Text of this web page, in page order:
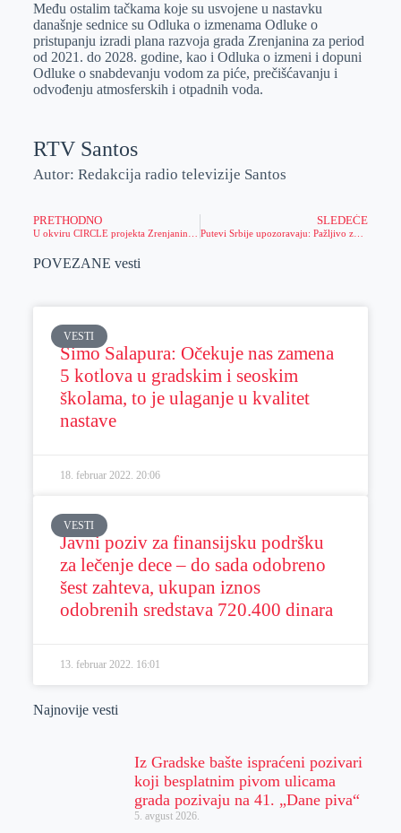
Među ostalim tačkama koje su usvojene u nastavku
današnje sednice su Odluka o izmenama Odluke o
pristupanju izradi plana razvoja grada Zrenjanina za period
od 2021. do 2028. godine, kao i Odluka o izmeni i dopuni
Odluke o snabdevanju vodom za piće, prečišćavanju i
odvođenju atmosferskih i otpadnih voda.
RTV Santos
Autor: Redakcija radio televizije Santos
PRETHODNO SLEDEĆE
POVEZANE vesti
VESTI
Simo Salapura: Očekuje nas zamena
5 kotlova u gradskim i seoskim
školama, to je ulaganje u kvalitet
nastave
18. februar 2022. 20:06
VESTI
Javni poziv za finansijsku podršku
za lečenje dece – do sada odobreno
šest zahteva, ukupan iznos
odobrenih sredstava 720.400 dinara
13. februar 2022. 16:01
Najnovije vesti
Iz Gradske bašte ispraćeni pozivari
koji besplatnim pivom ulicama
grada pozivaju na 41. „Dane piva“
5. avgust 2026.